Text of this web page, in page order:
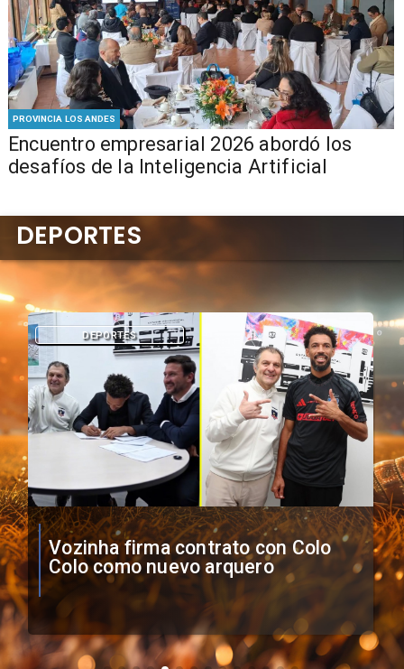
PROVINCIA LOS ANDES
Encuentro empresarial 2026 abordó los
desafíos de la Inteligencia Artificial
O'Higgins cae por penales ante
Boca Juniors en Copa
Sudamericana
DEPORTES
DEPORTES